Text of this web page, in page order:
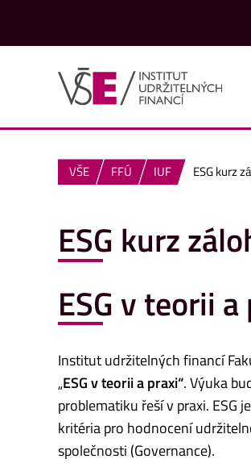
VŠE FFÚ IUF ESG kurz
ESG kurz
ESG v teorii a
Institut udržitelných financí
„ESG v teorii a praxi“. Výuka
problematiku řeší v praxi. ESG
kritéria pro hodnocení
společnosti (Governance).